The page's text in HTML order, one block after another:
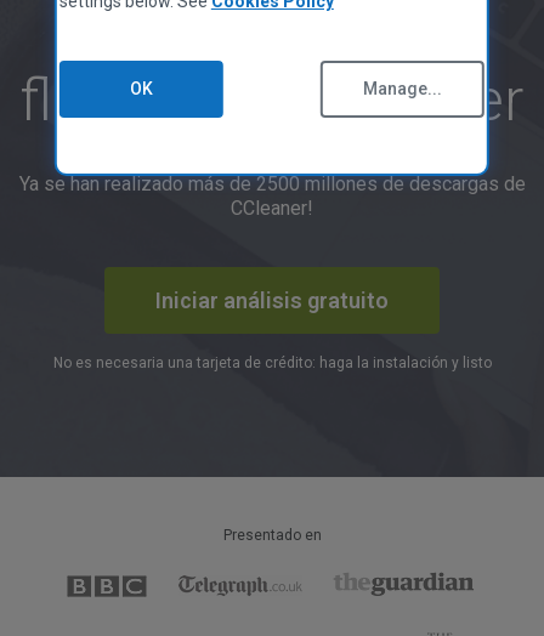
CCleaner para Mac
Política de Privacidad
Política de Cookies
Legal
Declaración de Accesibilidad
Contacte con Nosotros
limpio, rápido y
fluido con CCleaner
Ya se han realizado más de 2500 millones de descargas de
CCleaner!
Iniciar análisis gratuito
No es necesaria una tarjeta de crédito: haga la instalación y listo
Presentado en
OK Manage...